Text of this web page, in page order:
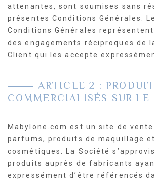
attenantes, sont soumises sans
présentes Conditions Générales.
Conditions Générales
des engagements réciproques de
Client qui les accepte
ARTICLE 2 :
COMMERCIALISÉS SUR LE
Mabylone.com est un site de
parfums, produits de maquillage
cosmétiques. La Société
produits auprès de fabricants
expressément d’être référencés